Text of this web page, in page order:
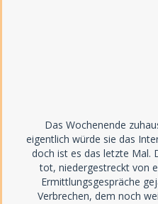
Das Wochenende
eigentlich würde sie das
doch ist es das letzte Mal.
tot, niedergestreckt von
Ermittlungsgespräche
Verbrechen, dem noch